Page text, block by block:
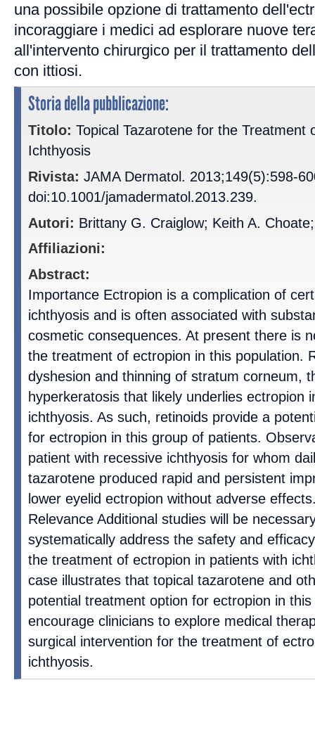
una possibile opzione di trattamento
incoraggiare i medici ad esplorare nuove
all'intervento chirurgico per il trattamento
con ittiosi.
Storia della pubblicazione:
Titolo: Topical Tazarotene for the Treatment
Ichthyosis
Rivista: JAMA Dermatol. 2013;149(5):598-
doi:10.1001/jamadermatol.2013.239.
Autori: Brittany G. Craiglow; Keith A.
Affiliazioni:
Abstract:
Importance Ectropion is a complication of
ichthyosis and is often associated with
cosmetic consequences. At present there is
the treatment of ectropion in this population.
dyshesion and thinning of stratum corneum,
hyperkeratosis that likely underlies ectropion
ichthyosis. As such, retinoids provide a
for ectropion in this group of patients.
patient with recessive ichthyosis for whom
tazarotene produced rapid and persistent
lower eyelid ectropion without adverse
Relevance Additional studies will be
systematically address the safety and
the treatment of ectropion in patients with
case illustrates that topical tazarotene and
potential treatment option for ectropion in
encourage clinicians to explore medical
surgical intervention for the treatment of
ichthyosis.